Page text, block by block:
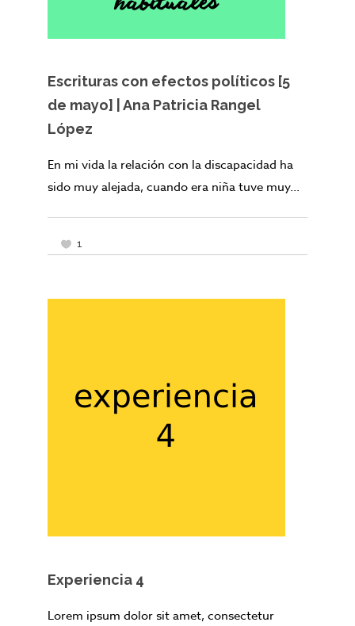
Escrituras con efectos políticos [5
de mayo] | Ana Patricia Rangel
López
En mi vida la relación con la discapacidad ha
sido muy alejada, cuando era niña tuve muy...
1
Experiencia 4
Lorem ipsum dolor sit amet, consectetur